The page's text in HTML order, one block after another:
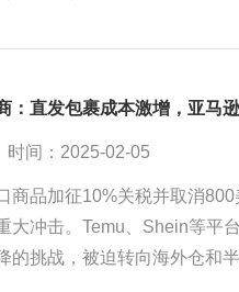
：直发包裹成本激增，亚马
时间：2025-02-05
商品加征10%关税并取消800
大冲击。Temu、Shein等平
的挑战，被迫转向海外仓和